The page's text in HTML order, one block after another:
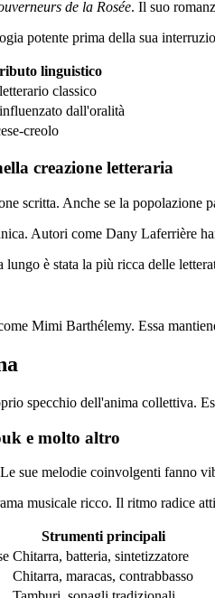
de la Rosée. Il suo
potente prima della sua
linguistico
classico
dall'oralità
creolo
creazione letteraria
scritta. Anche se la popolazione
Autori come Dany Laferrière
è stata la più ricca delle
Mimi Barthélemy. Essa
specchio dell'anima collettiva.
e molto altro
sue melodie coinvolgenti fanno
musicale ricco. Il ritmo radice
Strumenti principali
Chitarra, batteria, sintetizzatore
Chitarra, maracas, contrabbasso